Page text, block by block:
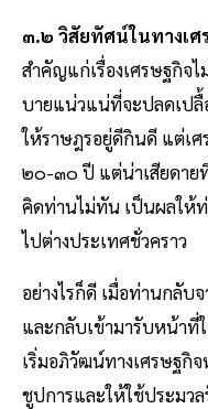
๓.๒ วิสัยทัศน์ในทางเศ
สําคัญแก่เรื่องเศรษฐกิจไ
บายแน่วแน่ที่จะปลดเปลื้
ให้ราษฎรอยู่ดีกินดี แต่เศ
๒๐-๓๐ ปี แต่น่าเสียดาย
คิดท่านไม่ทัน เป็นผลให้
ไปต่างประเทศชั่วคราว
อย่างไรก็ดี เมื่อท่านกลับ
และกลับเข้ามารับหน้าที่
เริ่มอภิวัฒน์ทางเศรษฐกิ
ชูปการและให้ใช้ประมว